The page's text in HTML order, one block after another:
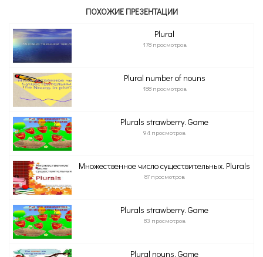
ПОХОЖИЕ ПРЕЗЕНТАЦИИ
Plural
178 просмотров
Plural number of nouns
188 просмотров
Plurals strawberry. Game
94 просмотров
Множественное число существительных. Plurals
87 просмотров
Plurals strawberry. Game
83 просмотров
Plural nouns. Game